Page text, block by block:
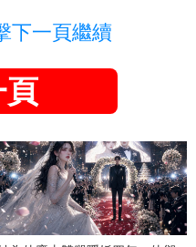
下一頁繼續
頁